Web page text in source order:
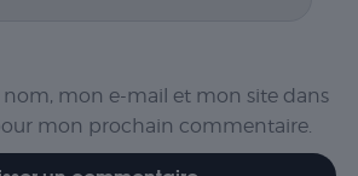
mon e-mail et mon site dans
mon prochain commentaire.